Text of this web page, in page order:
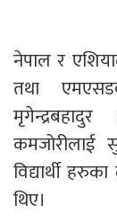
नेपाल र
तथा
कमजोरीलाई
विद्यार्थी
थिए।